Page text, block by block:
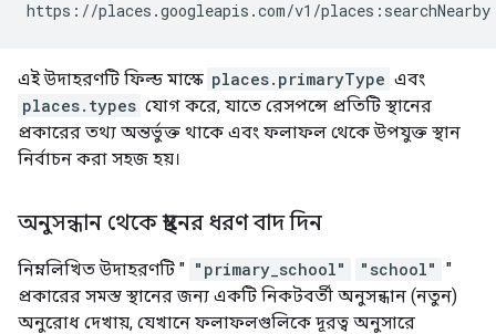
এই উদাহরণটি ফিল্ড মাস্কে places.primaryType এবং
places.types যোগ করে, যাতে রেসপন্সে প্রতিটি স্থানের
প্রকারের তথ্য অন্তর্ভুক্ত থাকে এবং ফলাফল থেকে উপযুক্ত স্থান
নির্বাচন করা সহজ হয়।
অনুসন্ধান থেকে স্থানের ধরণ বাদ দিন
নিম্নলিখিত উদাহরণটি " "primary_school" "school" "
প্রকারের সমস্ত স্থানের জন্য একটি নিকটবর্তী অনুসন্ধান (নতুন)
অনুরোধ দেখায়, যেখানে ফলাফলগুলিকে দূরত্ব অনুসারে